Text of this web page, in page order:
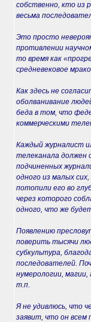
собственно, кто из
весьма
Это просто
противлении
то время как
средневековое
Как здесь не
оболванивание
беда в том, что
коммерческими
Каждый журналист
телеканала должен
подчиненных
одного из малых
потопили его во
через которого
одного, что же
Появлению
поверить тысячи
субкультура,
последователей.
нумерологии, магии,
т.п.
Я не удивлюсь, что
заявит, что он